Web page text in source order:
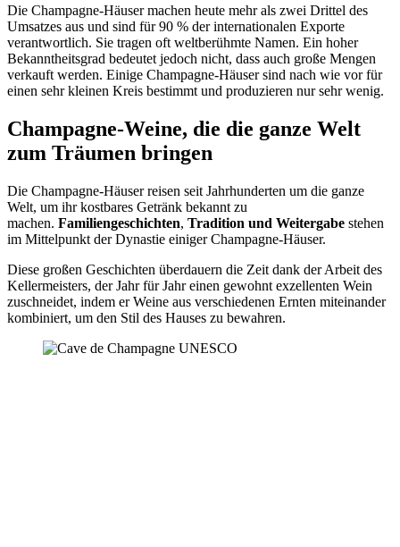
Die Champagne-Häuser machen heute mehr als zwei Drittel des
Umsatzes aus und sind für 90 % der internationalen Exporte
verantwortlich. Sie tragen oft weltberühmte Namen. Ein hoher
Bekanntheitsgrad bedeutet jedoch nicht, dass auch große Mengen
verkauft werden. Einige Champagne-Häuser sind nach wie vor für
einen sehr kleinen Kreis bestimmt und produzieren nur sehr wenig.
Champagne-Weine, die die ganze Welt
zum Träumen bringen
Die Champagne-Häuser reisen seit Jahrhunderten um die ganze
Welt, um ihr kostbares Getränk bekannt zu
machen. Familiengeschichten, Tradition und Weitergabe stehen
im Mittelpunkt der Dynastie einiger Champagne-Häuser.
Diese großen Geschichten überdauern die Zeit dank der Arbeit des
Kellermeisters, der Jahr für Jahr einen gewohnt exzellenten Wein
zuschneidet, indem er Weine aus verschiedenen Ernten miteinander
kombiniert, um den Stil des Hauses zu bewahren.